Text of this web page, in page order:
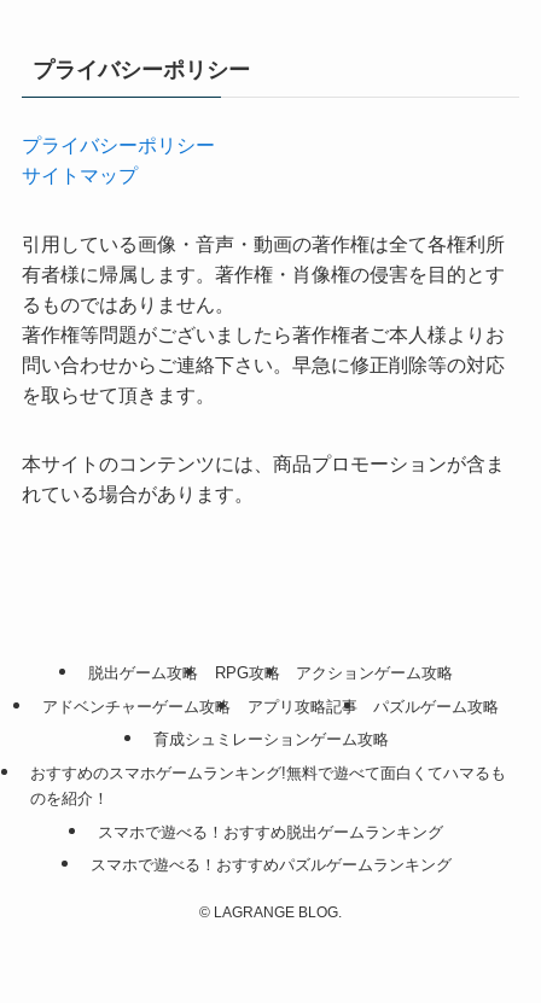
プライバシーポリシー
プライバシーポリシー
サイトマップ
引用している画像・音声・動画の著作権は全て各権利所
有者様に帰属します。著作権・肖像権の侵害を目的とす
るものではありません。
著作権等問題がございましたら著作権者ご本人様よりお
問い合わせからご連絡下さい。早急に修正削除等の対応
を取らせて頂きます。
本サイトのコンテンツには、商品プロモーションが含ま
れている場合があります。
脱出ゲーム攻略 RPG攻略
アクションゲーム攻略
アドベンチャーゲーム攻略
アプリ攻略記事
パズルゲーム攻略
育成シュミレーションゲーム攻略
おすすめのスマホゲームランキング!無料で遊べて面白くてハマるも
のを紹介！
スマホで遊べる！おすすめ脱出ゲームランキング
スマホで遊べる！おすすめパズルゲームランキング
© LAGRANGE BLOG.